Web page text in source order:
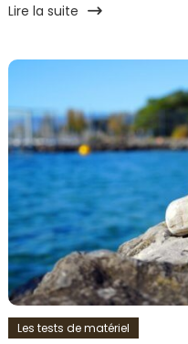
Lire la suite
Les tests de matériel